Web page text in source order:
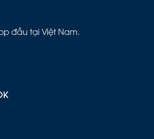
đầu tại Việt Nam.